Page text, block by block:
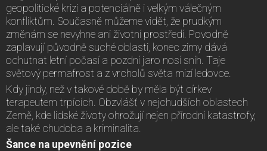
geopolitické krizi a potenciálně i velkým válečným
konfliktům. Současně můžeme vidět, že prudkým
změnám se nevyhne ani životní prostředí. Povodně
zaplavují původně suché oblasti, konec zimy dává
ochutnat letní počasí a pozdní jaro nosí sníh. Taje
světový permafrost a z vrcholů světa mizí ledovce.
Kdy jindy, než v takové době by měla být církev
terapeutem trpících. Obzvlášť v nejchudších oblastech
Země, kde lidské životy ohrožují nejen přírodní katastrofy,
ale také chudoba a kriminalita.
Šance na upevnění pozice